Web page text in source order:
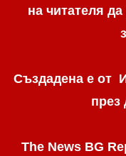
на читателя
Създадена е от
през
The News BG